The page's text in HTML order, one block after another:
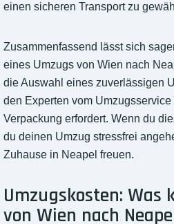
einen sicheren Transport zu
Zusammenfassend lässt sich
eines Umzugs von Wien nach
die Auswahl eines zuverlässigen
den Experten vom
Verpackung erfordert. Wenn du
du deinen Umzug stressfrei
Zuhause in Neapel freuen.
Umzugskosten: Was
von Wien nach